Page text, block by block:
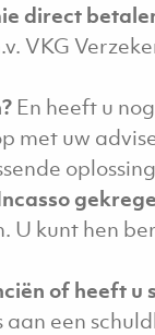
direct
VKG
En heeft u
met uw
kunt hen
of heeft u
een